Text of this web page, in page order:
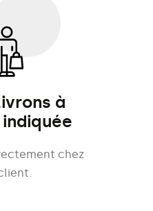
à
indiquée
chez